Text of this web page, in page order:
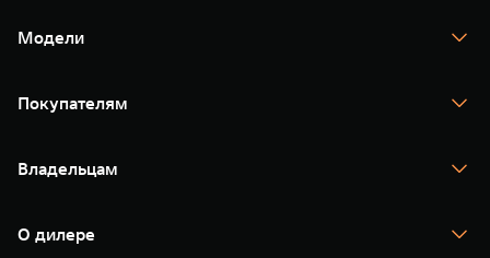
Модели
TANK 400
TANK 500
Покупателям
Тест-драйв
TANK Финансы
Корпоративным клиентам
Зарядные станции
Владельцам
Помощь на дороге
Новые цифровые сервисы TANK
О дилере